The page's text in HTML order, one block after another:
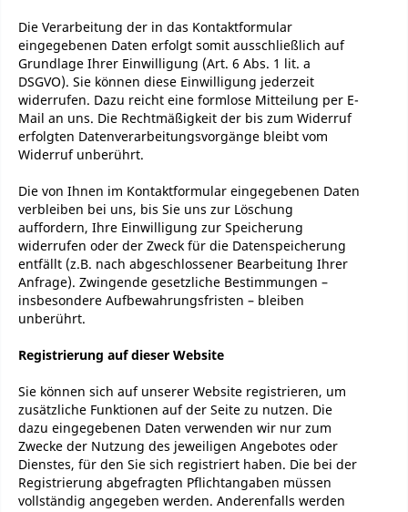
Die Verarbeitung der in das Kontaktformular
eingegebenen Daten erfolgt somit ausschließlich auf
Grundlage Ihrer Einwilligung (Art. 6 Abs. 1 lit. a
DSGVO). Sie können diese Einwilligung jederzeit
widerrufen. Dazu reicht eine formlose Mitteilung per E-
Mail an uns. Die Rechtmäßigkeit der bis zum Widerruf
erfolgten Datenverarbeitungsvorgänge bleibt vom
Widerruf unberührt.
Die von Ihnen im Kontaktformular eingegebenen Daten
verbleiben bei uns, bis Sie uns zur Löschung
auffordern, Ihre Einwilligung zur Speicherung
widerrufen oder der Zweck für die Datenspeicherung
entfällt (z.B. nach abgeschlossener Bearbeitung Ihrer
Anfrage). Zwingende gesetzliche Bestimmungen –
insbesondere Aufbewahrungsfristen – bleiben
unberührt.
Registrierung auf dieser Website
Sie können sich auf unserer Website registrieren, um
zusätzliche Funktionen auf der Seite zu nutzen. Die
dazu eingegebenen Daten verwenden wir nur zum
Zwecke der Nutzung des jeweiligen Angebotes oder
Dienstes, für den Sie sich registriert haben. Die bei der
Registrierung abgefragten Pflichtangaben müssen
vollständig angegeben werden. Anderenfalls werden